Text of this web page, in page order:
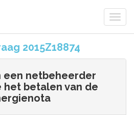
2015Z18874
een netbeheerder
betalen van de